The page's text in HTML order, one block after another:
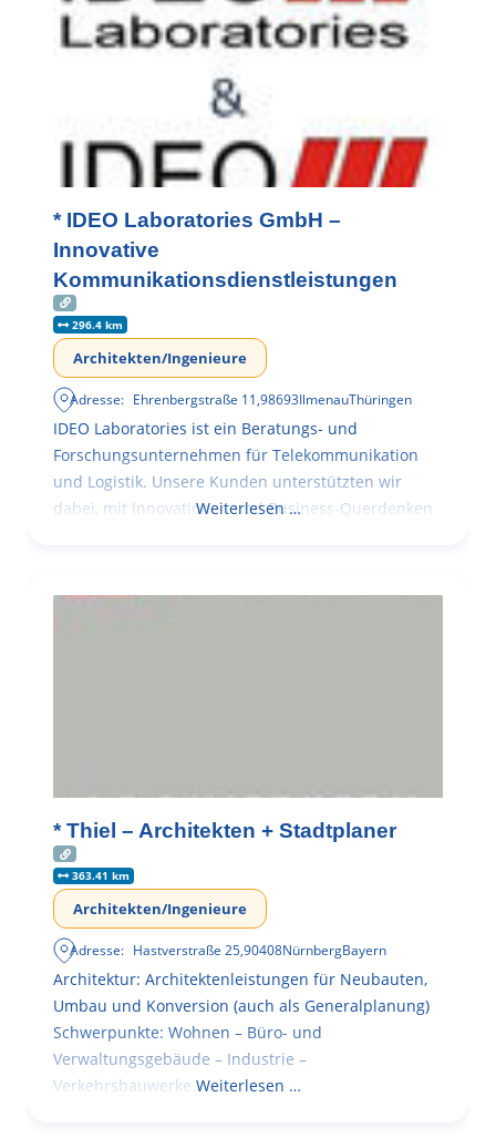
* IDEO Laboratories GmbH –
Innovative
Kommunikationsdienstleistungen
296.4 km
Architekten/Ingenieure
Adresse: Ehrenbergstraße 11,98693IlmenauThüringen
IDEO Laboratories ist ein Beratungs- und
Forschungsunternehmen für Telekommunikation
und Logistik. Unsere Kunden unterstützten wir
dabei, mit Innovationen und Business-Querdenken
Weiterlesen …
* Thiel – Architekten + Stadtplaner
363.41 km
Architekten/Ingenieure
Adresse: Hastverstraße 25,90408NürnbergBayern
Architektur: Architektenleistungen für Neubauten,
Umbau und Konversion (auch als Generalplanung)
Schwerpunkte: Wohnen – Büro- und
Verwaltungsgebäude – Industrie –
Verkehrsbauwerke. Weiterlesen …